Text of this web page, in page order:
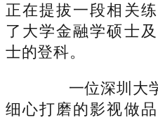
正在提拔一段相关
了大学金融学硕士
士的登科。
一位深圳大学
细心打磨的影视做